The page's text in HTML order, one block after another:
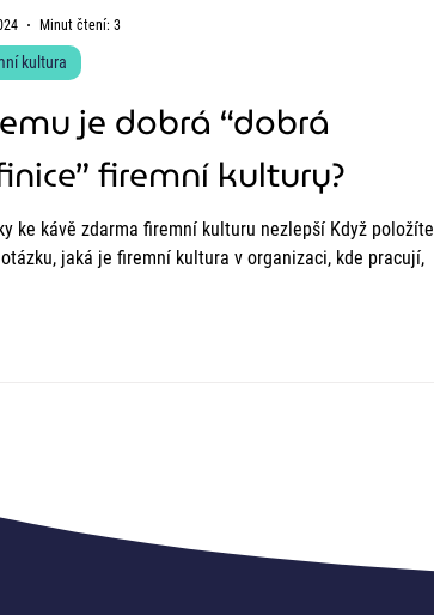
je dobrá “dobrá
firemní kultury?
ke kávě zdarma firemní kulturu nezlepší Když položíte
kultura
Minut čtení: 3